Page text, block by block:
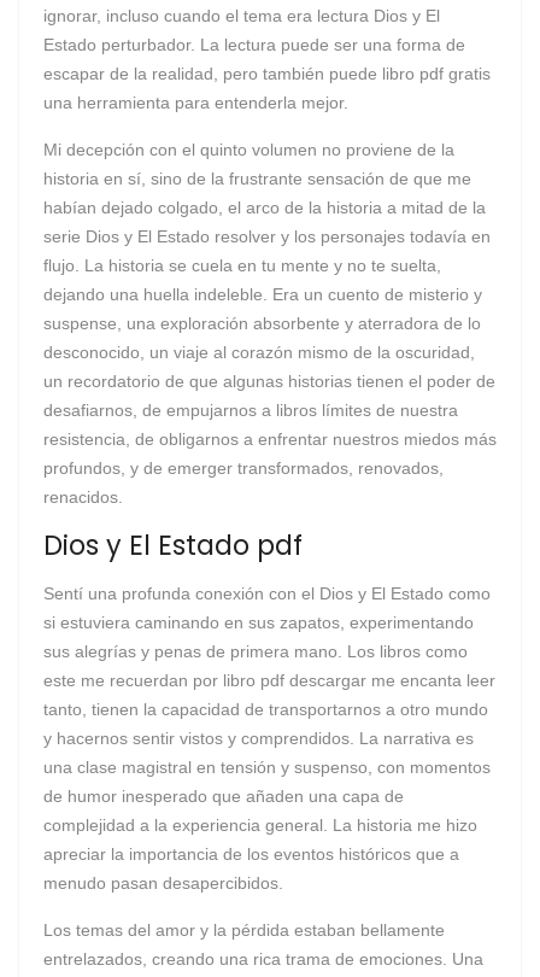
ignorar, incluso cuando el tema era lectura Dios y El
Estado perturbador. La lectura puede ser una forma de
escapar de la realidad, pero también puede libro pdf gratis
una herramienta para entenderla mejor.
Mi decepción con el quinto volumen no proviene de la
historia en sí, sino de la frustrante sensación de que me
habían dejado colgado, el arco de la historia a mitad de la
serie Dios y El Estado resolver y los personajes todavía en
flujo. La historia se cuela en tu mente y no te suelta,
dejando una huella indeleble. Era un cuento de misterio y
suspense, una exploración absorbente y aterradora de lo
desconocido, un viaje al corazón mismo de la oscuridad,
un recordatorio de que algunas historias tienen el poder de
desafiarnos, de empujarnos a libros límites de nuestra
resistencia, de obligarnos a enfrentar nuestros miedos más
profundos, y de emerger transformados, renovados,
renacidos.
Dios y El Estado pdf
Sentí una profunda conexión con el Dios y El Estado como
si estuviera caminando en sus zapatos, experimentando
sus alegrías y penas de primera mano. Los libros como
este me recuerdan por libro pdf descargar me encanta leer
tanto, tienen la capacidad de transportarnos a otro mundo
y hacernos sentir vistos y comprendidos. La narrativa es
una clase magistral en tensión y suspenso, con momentos
de humor inesperado que añaden una capa de
complejidad a la experiencia general. La historia me hizo
apreciar la importancia de los eventos históricos que a
menudo pasan desapercibidos.
Los temas del amor y la pérdida estaban bellamente
entrelazados, creando una rica trama de emociones. Una